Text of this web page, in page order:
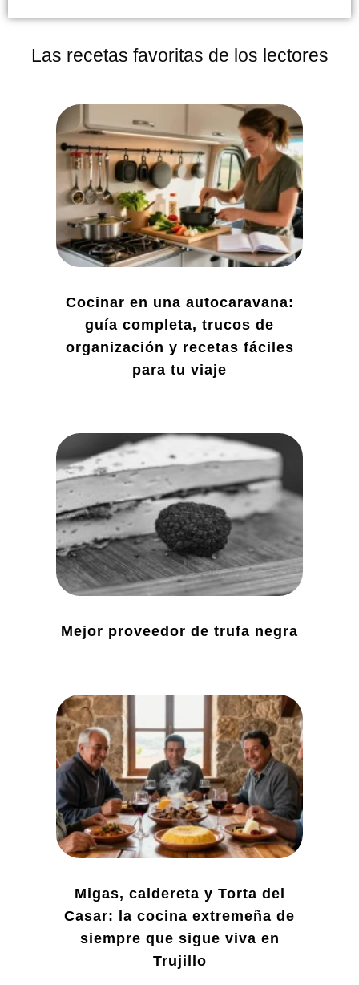
Las recetas favoritas de los lectores
Cocinar en una autocaravana:
guía completa, trucos de
organización y recetas fáciles
para tu viaje
Mejor proveedor de trufa negra
Migas, caldereta y Torta del
Casar: la cocina extremeña de
siempre que sigue viva en
Trujillo